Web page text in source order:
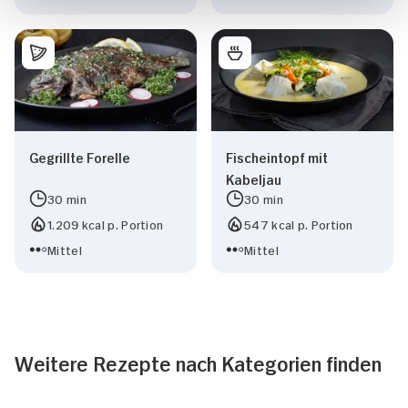
Gegrillte Forelle
30 min
1.209 kcal p. Portion
Mittel
Fischeintopf mit
Kabeljau
30 min
547 kcal p. Portion
Mittel
Weitere Rezepte nach Kategorien finden